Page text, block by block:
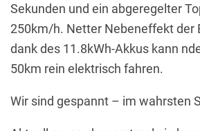
Sekunden und ein abgeregelter
250km/h. Netter Nebeneffekt der
dank des 11.8kWh-Akkus kann
50km rein elektrisch fahren.
Wir sind gespannt – im wahrsten